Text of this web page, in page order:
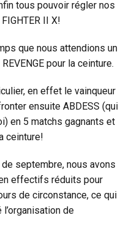
tous pouvoir régler nos
II X!
que nous attendions un
pour la ceinture.
en effet le vainqueur
ensuite ABDESS (qui
en 5 matchs gagnants et
ceinture!
septembre, nous avons
effectifs réduits pour
de circonstance, ce qui
de